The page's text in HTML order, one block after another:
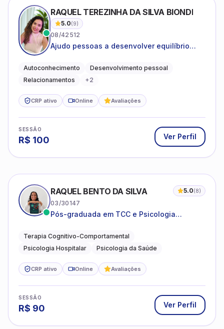
RAQUEL TEREZINHA DA SILVA BIONDI
5.0(9)
08/42512
Ajudo pessoas a desenvolver equilíbrio
Autoconhecimento
Desenvolvimento pessoal
Relacionamentos
+2
CRP ativo Online Avaliações
SESSÃO
R$ 100 Ver Perfil
RAQUEL BENTO DA SILVA 5.0(8)
03/30147
Pós-graduada em TCC e Psicologia
Terapia Cognitivo-Comportamental
Psicologia Hospitalar
Psicologia da Saúde
CRP ativo Online Avaliações
SESSÃO
R$ 90 Ver Perfil